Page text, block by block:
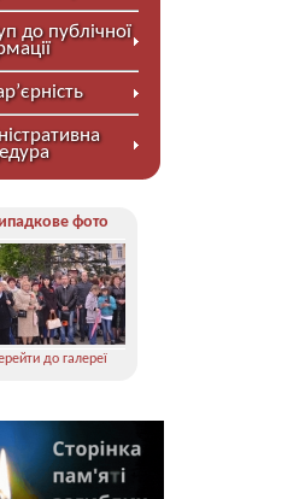
до публічної
фото
до галереї